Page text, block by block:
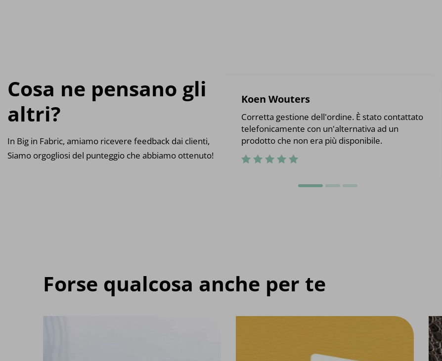
Cosa ne pensano gli
altri?
In Big in Fabric, amiamo ricevere feedback dai clienti,
Siamo orgogliosi del punteggio che abbiamo ottenuto!
Koen Wouters
Corretta gestione dell'ordine. È stato contattato
telefonicamente con un'alternativa ad un
prodotto che non era più disponibile.
Forse qualcosa anche per te